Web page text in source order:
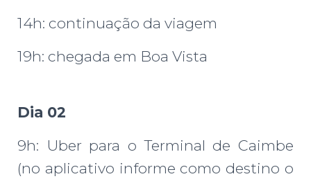
14h: continuação da viagem
19h: chegada em Boa Vista
Dia 02
9h: Uber para o Terminal de Caimbe
(no aplicativo informe como destino o